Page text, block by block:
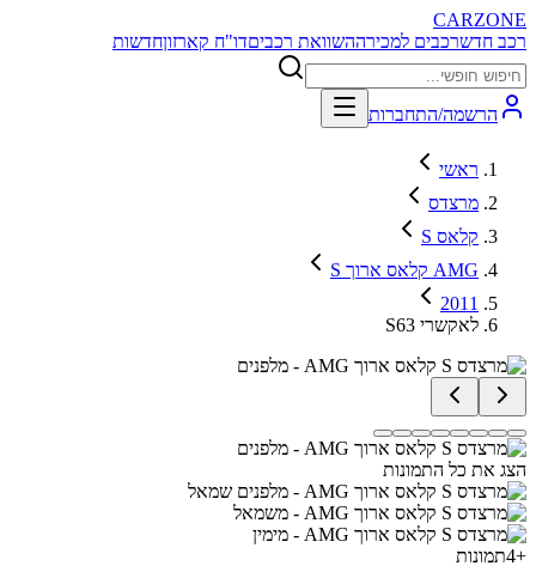
CARZONE
רכב חדשרכבים למכירההשוואת רכביםדו"ח קארזוןחדשות
הרשמה/התחברות
ראשי
מרצדס
S קלאס
S קלאס ארוך AMG
2011
S63 לאקשרי
הצג את כל התמונות
+
4תמונות